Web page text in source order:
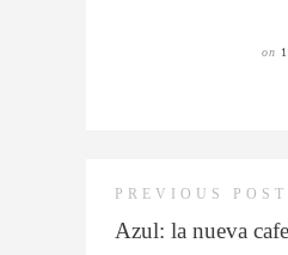
on
PREVIOUS POST
Azul: la nueva